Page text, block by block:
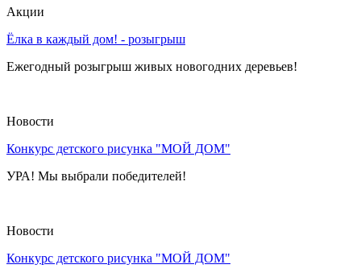
в
фирменных
магазинах.
цены
мебели.
мебели.
диваны,
в
мебельном
центре.
Акции
Ёлка в каждый дом! - розыгрыш
Ежегодный розыгрыш живых новогодних деревьев!
Новости
Конкурс детского рисунка "МОЙ ДОМ"
УРА! Мы выбрали победителей!
Новости
Конкурс детского рисунка "МОЙ ДОМ"